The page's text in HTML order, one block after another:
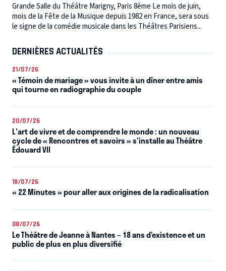
Grande Salle du Théâtre Marigny, Paris 8ème Le mois de juin,
mois de la Fête de la Musique depuis 1982 en France, sera sous
le signe de la comédie musicale dans les Théâtres Parisiens...
DERNIÈRES ACTUALITÉS
21/07/26
« Témoin de mariage » vous invite à un dîner entre amis
qui tourne en radiographie du couple
20/07/26
L'art de vivre et de comprendre le monde : un nouveau
cycle de « Rencontres et savoirs » s'installe au Théâtre
Édouard VII
18/07/26
« 22 Minutes » pour aller aux origines de la radicalisation
08/07/26
Le Théâtre de Jeanne à Nantes – 18 ans d’existence et un
public de plus en plus diversifié